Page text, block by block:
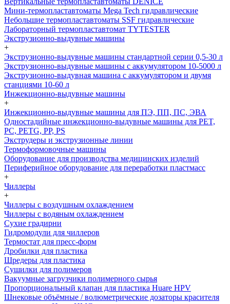
Мини-термопластавтоматы Mega Tech гидравлические
Небольшие термопластавтоматы SSF гидравлические
Лабораторный термопластавтомат TYTESTER
Экструзионно-выдувные машины
+
Экструзионно-выдувные машины стандартной серии 0,5-30 л
Экструзионно-выдувные машины с аккумулятором 10-5000 л
Экструзионно-выдувная машина с аккумулятором и двумя
станциями 10-60 л
Инжекционно-выдувные машины
+
Инжекционно-выдувные машины для ПЭ, ПП, ПС, ЭВА
Одностадийные инжекционно-выдувные машины для PET,
PC, PETG, PP, PS
Экструдеры и экструзионные линии
Термоформовочные машины
Оборудование для производства медицинских изделий
Периферийное оборудование для переработки пластмасс
+
Чиллеры
+
Чиллеры с воздушным охлаждением
Чиллеры с водяным охлаждением
Сухие градирни
Гидромодули для чиллеров
Термостат для пресс-форм
Дробилки для пластика
Шредеры для пластика
Сушилки для полимеров
Вакуумные загрузчики полимерного сырья
Пропорциональный клапан для пластика Huare HPV
Шнековые объёмные / волюметрические дозаторы красителя